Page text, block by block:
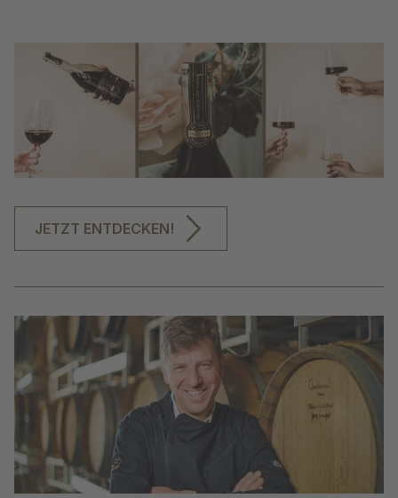
JETZT ENTDECKEN!